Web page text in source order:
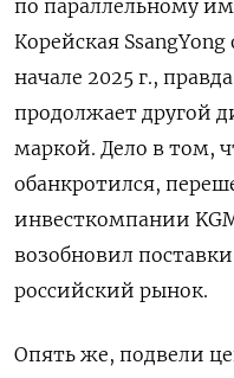
по параллельному
Корейская
начале 2025 г.,
продолжает другой
маркой. Дело в том,
обанкротился,
инвесткомпании
возобновил
российский рынок.
Опять же, подвели